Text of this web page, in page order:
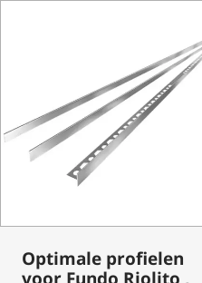
Optimale profielen